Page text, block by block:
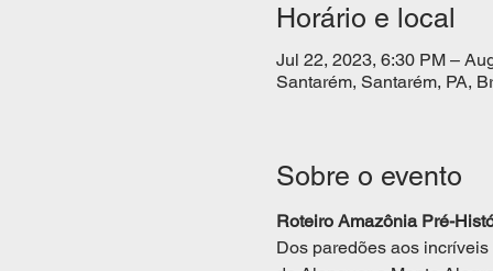
Horário e local
Jul 22, 2023, 6:30 PM –
Santarém, Santarém, PA,
Sobre o evento
Roteiro Amazônia Pré-
Dos paredões aos